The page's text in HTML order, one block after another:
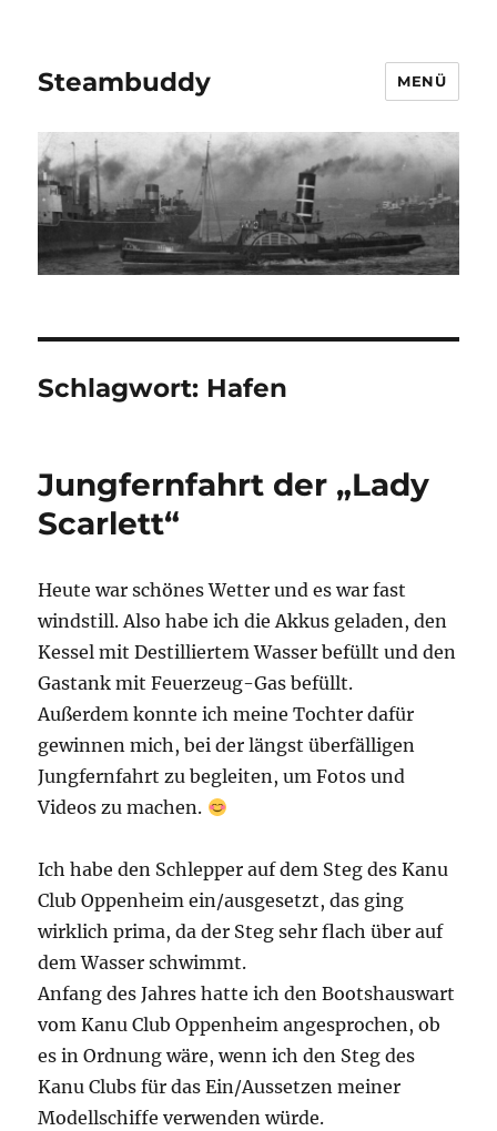
Steambuddy MENÜ
Schlagwort: Hafen
Jungfernfahrt der „Lady
Scarlett“
Heute war schönes Wetter und es war fast
windstill. Also habe ich die Akkus geladen, den
Kessel mit Destilliertem Wasser befüllt und den
Gastank mit Feuerzeug-Gas befüllt.
Außerdem konnte ich meine Tochter dafür
gewinnen mich, bei der längst überfälligen
Jungfernfahrt zu begleiten, um Fotos und
Videos zu machen.
Ich habe den Schlepper auf dem Steg des Kanu
Club Oppenheim ein/ausgesetzt, das ging
wirklich prima, da der Steg sehr flach über auf
dem Wasser schwimmt.
Anfang des Jahres hatte ich den Bootshauswart
vom Kanu Club Oppenheim angesprochen, ob
es in Ordnung wäre, wenn ich den Steg des
Kanu Clubs für das Ein/Aussetzen meiner
Modellschiffe verwenden würde.